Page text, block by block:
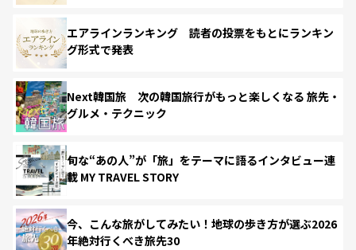
エアラインランキング 読者の投票をもとにランキン
グ形式で発表
Next韓国旅 次の韓国旅行がもっと楽しくなる 旅先・
グルメ・テクニック
旬な“あの人”が「旅」をテーマに語るインタビュー連
載 MY TRAVEL STORY
今、こんな旅がしてみたい！地球の歩き方が選ぶ2026
年絶対行くべき旅先30